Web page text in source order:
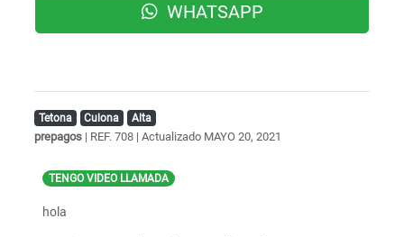
WHATSAPP
Tetona Culona Alta
prepagos | REF. 708 | Actualizado MAYO 20, 2021
TENGO VIDEO LLAMADA
hola